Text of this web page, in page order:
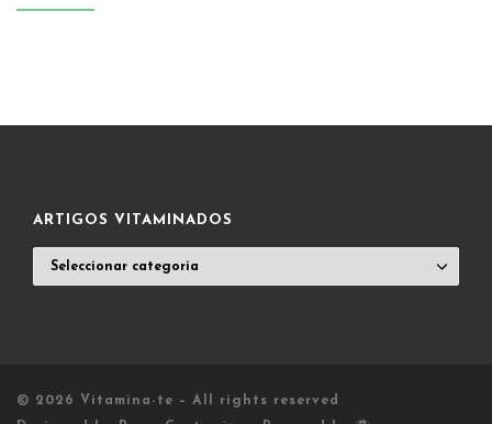
ARTIGOS VITAMINADOS
VITAMINADOS
© 2026 Vitamina-te – All rights reserved